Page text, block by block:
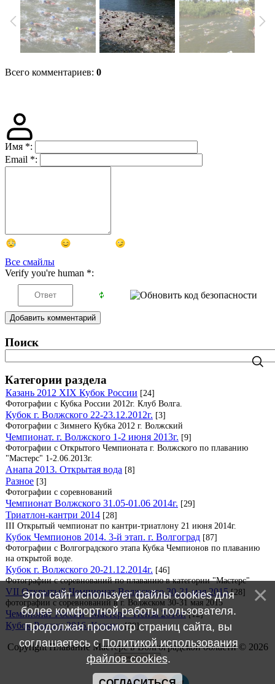
Всего комментариев: 0
Имя *:
Email *:
Все смайлы
Verify you're human *:
Добавить комментарий
Поиск
Категории раздела
Казань 2012 XIX Кубок России [24]
Фотографии с Кубка России 2012г. Клуб Волга.
Кубок г. Волжского 22-23.12.2012г. [3]
Фотографии с Зимнего Кубка 2012 г. Волжский
Чемпионат. г. Волжского 1-2 июня 2013г. [9]
Фотографии с Открытого Чемпионата г. Волжского по плаванию
"Мастерс" 1-2.06.2013г.
Анапа 2013. Открытая вода [8]
Разное [3]
Фотографии с соревнований
Чемпионат Волжского 31.05-01.06 2014г. [29]
Триатлон-кантри 2014 [28]
III Открытый чемпионат по кантри-триатлону 21 июня 2014г.
Кубок Чемпионов 2014. 3-й этап. г. Волгоград [87]
Фотографии с Волгоградского этапа Кубка Чемпионов по плаванию
на открытой воде.
Кубок г. Волжского 20-21.12.2014г. [46]
Фотографии с соревнований по плаванию в категории "Мастерс"
VII Открытый Чемпионат Волжского 30-31 мая 2015 [28]
фотографии с соревнований в г. Волжском 30-31 мая 2015
Чемпионат России "Мастерс" Пенза 2016г. [12]
Кубок России 2016. Казань. [38]
Copyright Плавание Мастерс в Волгоградской области © 2026
Этот сайт использует файлы cookies для
более комфортной работы пользователя.
Продолжая просмотр страниц сайта, вы
соглашаетесь сПолитикой использования
файлов cookies.